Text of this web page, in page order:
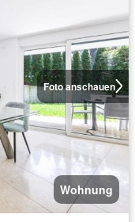
Foto anschauen
Wohnung